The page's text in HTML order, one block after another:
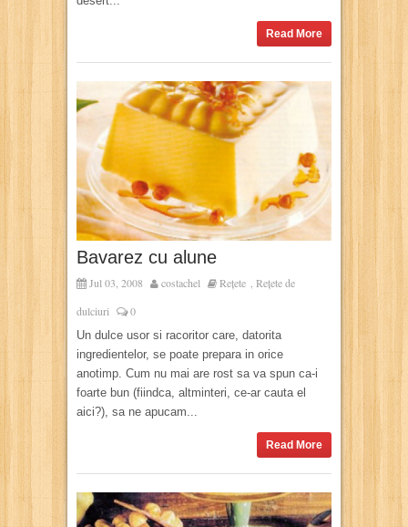
Read More
Bavarez cu alune
Jul 03, 2008 costachel Rețete , Rețete de
dulciuri
0
Un dulce usor si racoritor care, datorita
ingredientelor, se poate prepara in orice
anotimp. Cum nu mai are rost sa va spun ca-i
foarte bun (fiindca, altminteri, ce-ar cauta el
aici?), sa ne apucam...
Read More